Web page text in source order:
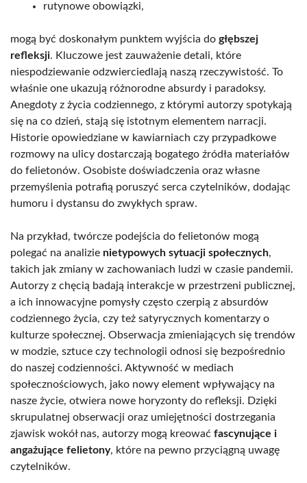
rutynowe obowiązki,
mogą być doskonałym punktem wyjścia do głębszej
refleksji. Kluczowe jest zauważenie detali, które
niespodziewanie odzwierciedlają naszą rzeczywistość. To
właśnie one ukazują różnorodne absurdy i paradoksy.
Anegdoty z życia codziennego, z którymi autorzy spotykają
się na co dzień, stają się istotnym elementem narracji.
Historie opowiedziane w kawiarniach czy przypadkowe
rozmowy na ulicy dostarczają bogatego źródła materiałów
do felietonów. Osobiste doświadczenia oraz własne
przemyślenia potrafią poruszyć serca czytelników, dodając
humoru i dystansu do zwykłych spraw.
Na przykład, twórcze podejścia do felietonów mogą
polegać na analizie nietypowych sytuacji społecznych,
takich jak zmiany w zachowaniach ludzi w czasie pandemii.
Autorzy z chęcią badają interakcje w przestrzeni publicznej,
a ich innowacyjne pomysły często czerpią z absurdów
codziennego życia, czy też satyrycznych komentarzy o
kulturze społecznej. Obserwacja zmieniających się trendów
w modzie, sztuce czy technologii odnosi się bezpośrednio
do naszej codzienności. Aktywność w mediach
społecznościowych, jako nowy element wpływający na
nasze życie, otwiera nowe horyzonty do refleksji. Dzięki
skrupulatnej obserwacji oraz umiejętności dostrzegania
zjawisk wokół nas, autorzy mogą kreować fascynujące i
angażujące felietony, które na pewno przyciągną uwagę
czytelników.